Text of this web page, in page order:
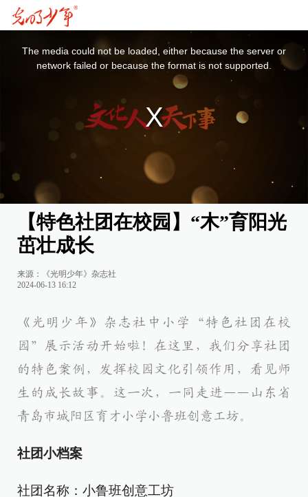
The media could not be loaded, either because the server or
network failed or because the format is not supported.
【特色社团在校园】“木”育阳光
茁壮成长
来源：《光明少年》杂志社
2024-06-13 16:12
《光明少年》杂志社中小学“特色社团在校
园”展示活动开始啦！在这里，我们分享社团
的特色案例，发挥校园文化引领作用，看见师
生的成长故事。这一次，一同走进——山东省
青岛市城阳区育才小学小鲁班创意工坊。
社团小档案
社团名称：小鲁班创意工坊